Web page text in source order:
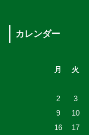
カレンダー
月
火
2
3
9
10
16
17